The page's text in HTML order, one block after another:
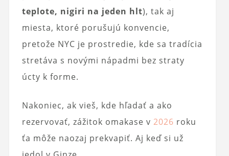
teplote, nigiri na jeden hlt), tak aj
miesta, ktoré porušujú konvencie,
pretože NYC je prostredie, kde sa tradícia
stretáva s novými nápadmi bez straty
úcty k forme.
Nakoniec, ak vieš, kde hľadať a ako
rezervovať, zážitok omakase v 2026 roku
ťa môže naozaj prekvapiť. Aj keď si už